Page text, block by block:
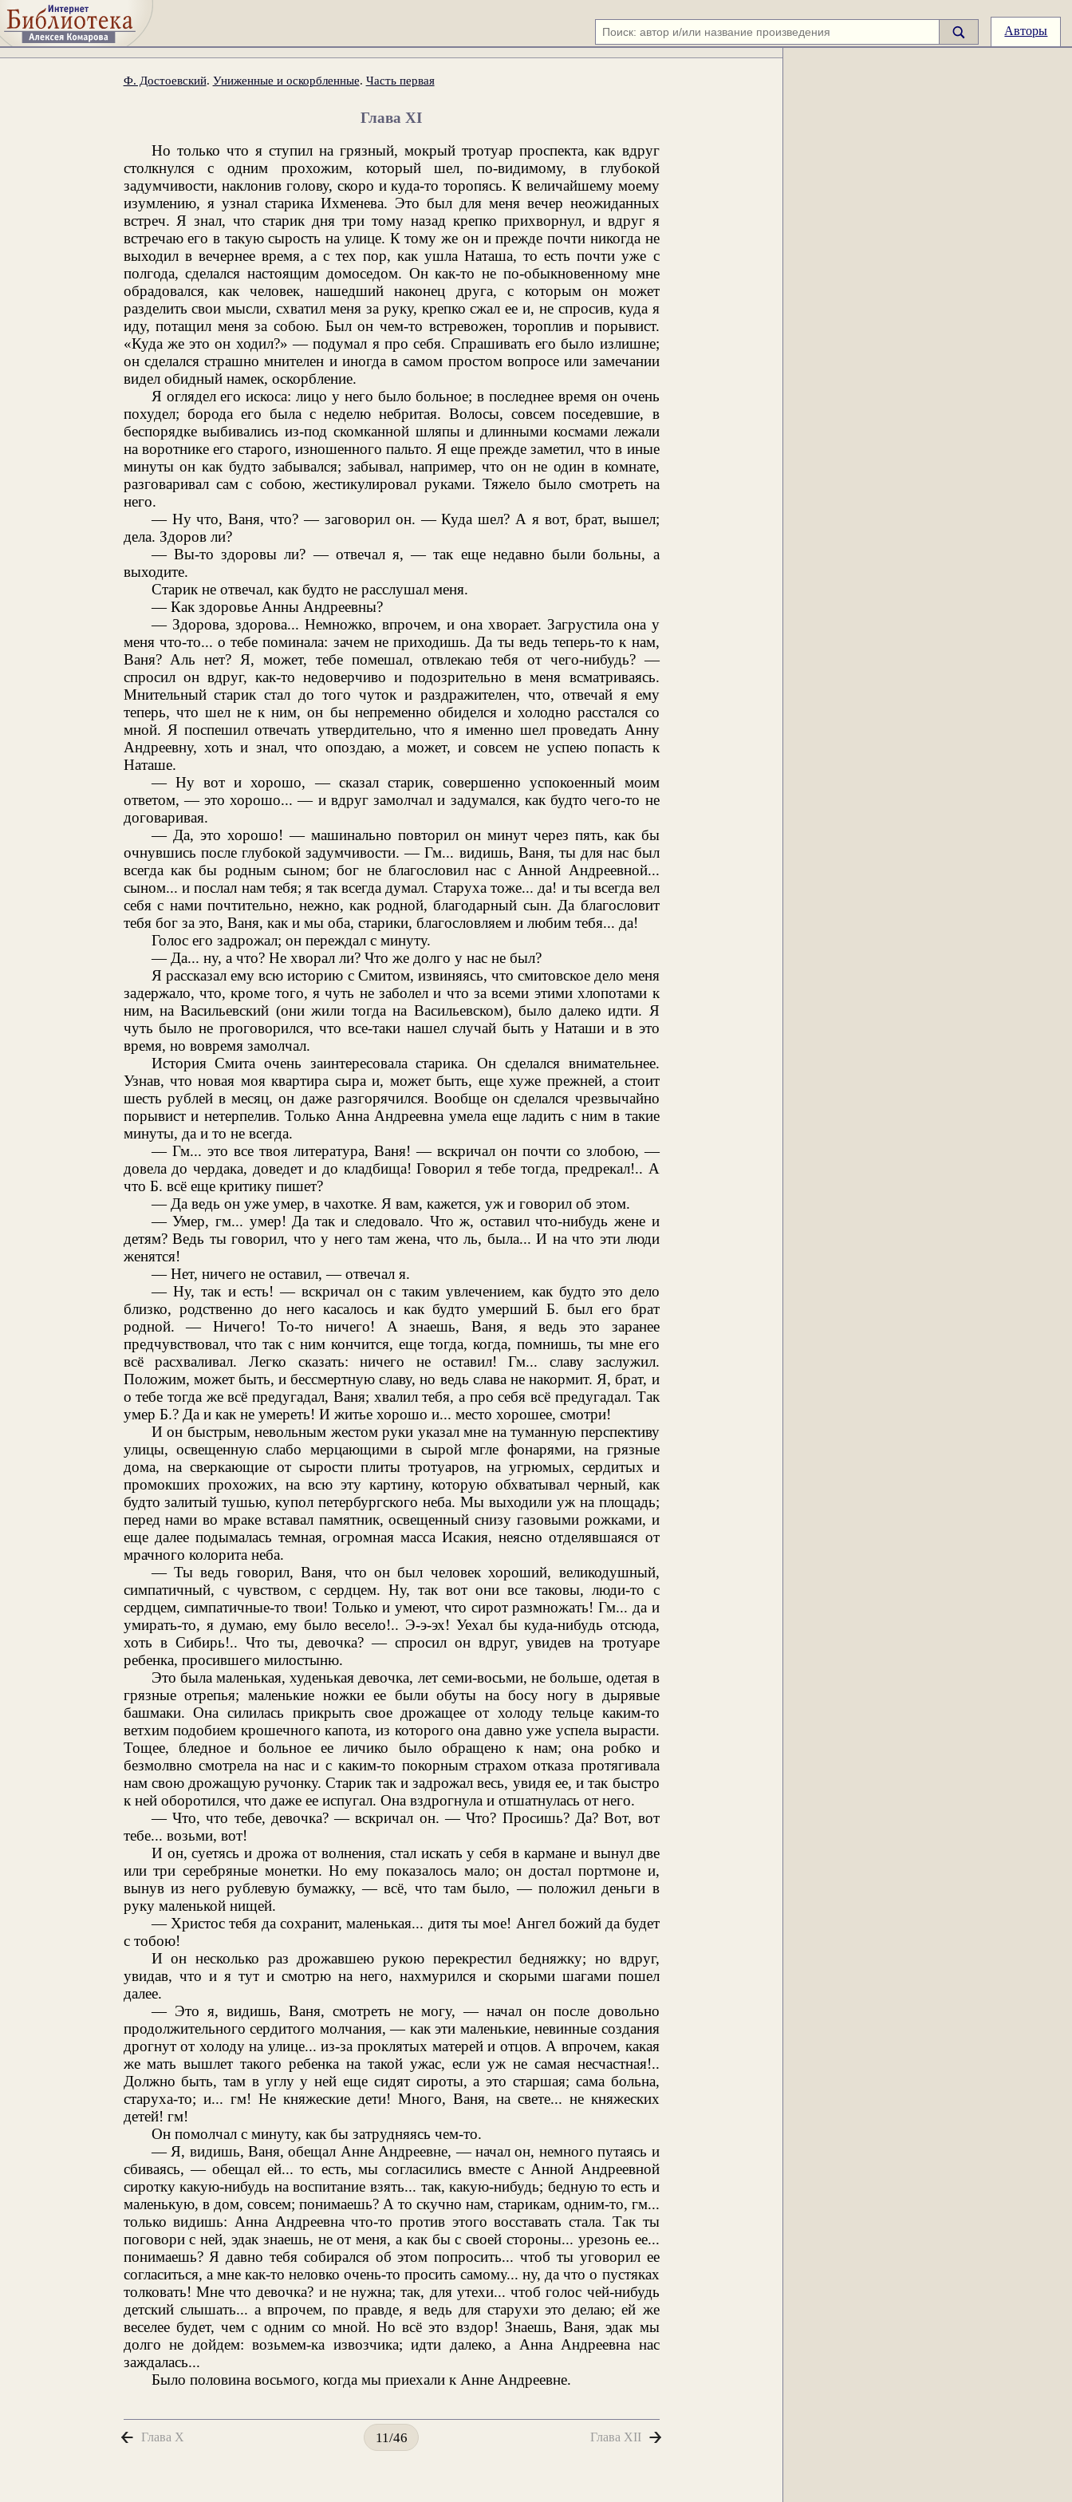
Авторы
Ф. Достоевский. Униженные и оскорбленные. Часть первая
Глава XI
Но только что я ступил на грязный, мокрый тротуар проспекта, как вдруг
столкнулся с одним прохожим, который шел, по-видимому, в глубокой
задумчивости, наклонив голову, скоро и куда-то торопясь. К величайшему моему
изумлению, я узнал старика Ихменева. Это был для меня вечер неожиданных
встреч. Я знал, что старик дня три тому назад крепко прихворнул, и вдруг я
встречаю его в такую сырость на улице. К тому же он и прежде почти никогда не
выходил в вечернее время, а с тех пор, как ушла Наташа, то есть почти уже с
полгода, сделался настоящим домоседом. Он как-то не по-обыкновенному мне
обрадовался, как человек, нашедший наконец друга, с которым он может
разделить свои мысли, схватил меня за руку, крепко сжал ее и, не спросив, куда я
иду, потащил меня за собою. Был он чем-то встревожен, тороплив и порывист.
«Куда же это он ходил?» — подумал я про себя. Спрашивать его было излишне;
он сделался страшно мнителен и иногда в самом простом вопросе или замечании
видел обидный намек, оскорбление.
Я оглядел его искоса: лицо у него было больное; в последнее время он очень
похудел; борода его была с неделю небритая. Волосы, совсем поседевшие, в
беспорядке выбивались из-под скомканной шляпы и длинными космами лежали
на воротнике его старого, изношенного пальто. Я еще прежде заметил, что в иные
минуты он как будто забывался; забывал, например, что он не один в комнате,
разговаривал сам с собою, жестикулировал руками. Тяжело было смотреть на
него.
— Ну что, Ваня, что? — заговорил он. — Куда шел? А я вот, брат, вышел;
дела. Здоров ли?
— Вы-то здоровы ли? — отвечал я, — так еще недавно были больны, а
выходите.
Старик не отвечал, как будто не расслушал меня.
— Как здоровье Анны Андреевны?
— Здорова, здорова... Немножко, впрочем, и она хворает. Загрустила она у
меня что-то... о тебе поминала: зачем не приходишь. Да ты ведь теперь-то к нам,
Ваня? Аль нет? Я, может, тебе помешал, отвлекаю тебя от чего-нибудь? —
спросил он вдруг, как-то недоверчиво и подозрительно в меня всматриваясь.
Мнительный старик стал до того чуток и раздражителен, что, отвечай я ему
теперь, что шел не к ним, он бы непременно обиделся и холодно расстался со
мной. Я поспешил отвечать утвердительно, что я именно шел проведать Анну
Андреевну, хоть и знал, что опоздаю, а может, и совсем не успею попасть к
Наташе.
— Ну вот и хорошо, — сказал старик, совершенно успокоенный моим
ответом, — это хорошо... — и вдруг замолчал и задумался, как будто чего-то не
договаривая.
— Да, это хорошо! — машинально повторил он минут через пять, как бы
очнувшись после глубокой задумчивости. — Гм... видишь, Ваня, ты для нас был
всегда как бы родным сыном; бог не благословил нас с Анной Андреевной...
сыном... и послал нам тебя; я так всегда думал. Старуха тоже... да! и ты всегда вел
себя с нами почтительно, нежно, как родной, благодарный сын. Да благословит
тебя бог за это, Ваня, как и мы оба, старики, благословляем и любим тебя... да!
Голос его задрожал; он переждал с минуту.
— Да... ну, а что? Не хворал ли? Что же долго у нас не был?
Я рассказал ему всю историю с Смитом, извиняясь, что смитовское дело меня
задержало, что, кроме того, я чуть не заболел и что за всеми этими хлопотами к
ним, на Васильевский (они жили тогда на Васильевском), было далеко идти. Я
чуть было не проговорился, что все-таки нашел случай быть у Наташи и в это
время, но вовремя замолчал.
История Смита очень заинтересовала старика. Он сделался внимательнее.
Узнав, что новая моя квартира сыра и, может быть, еще хуже прежней, а стоит
шесть рублей в месяц, он даже разгорячился. Вообще он сделался чрезвычайно
порывист и нетерпелив. Только Анна Андреевна умела еще ладить с ним в такие
минуты, да и то не всегда.
— Гм... это все твоя литература, Ваня! — вскричал он почти со злобою, —
довела до чердака, доведет и до кладбища! Говорил я тебе тогда, предрекал!.. А
что Б. всё еще критику пишет?
— Да ведь он уже умер, в чахотке. Я вам, кажется, уж и говорил об этом.
— Умер, гм... умер! Да так и следовало. Что ж, оставил что-нибудь жене и
детям? Ведь ты говорил, что у него там жена, что ль, была... И на что эти люди
женятся!
— Нет, ничего не оставил, — отвечал я.
— Ну, так и есть! — вскричал он с таким увлечением, как будто это дело
близко, родственно до него касалось и как будто умерший Б. был его брат
родной. — Ничего! То-то ничего! А знаешь, Ваня, я ведь это заранее
предчувствовал, что так с ним кончится, еще тогда, когда, помнишь, ты мне его
всё расхваливал. Легко сказать: ничего не оставил! Гм... славу заслужил.
Положим, может быть, и бессмертную славу, но ведь слава не накормит. Я, брат, и
о тебе тогда же всё предугадал, Ваня; хвалил тебя, а про себя всё предугадал. Так
умер Б.? Да и как не умереть! И житье хорошо и... место хорошее, смотри!
И он быстрым, невольным жестом руки указал мне на туманную перспективу
улицы, освещенную слабо мерцающими в сырой мгле фонарями, на грязные
дома, на сверкающие от сырости плиты тротуаров, на угрюмых, сердитых и
промокших прохожих, на всю эту картину, которую обхватывал черный, как
будто залитый тушью, купол петербургского неба. Мы выходили уж на площадь;
перед нами во мраке вставал памятник, освещенный снизу газовыми рожками, и
еще далее подымалась темная, огромная масса Исакия, неясно отделявшаяся от
мрачного колорита неба.
— Ты ведь говорил, Ваня, что он был человек хороший, великодушный,
симпатичный, с чувством, с сердцем. Ну, так вот они все таковы, люди-то с
сердцем, симпатичные-то твои! Только и умеют, что сирот размножать! Гм... да и
умирать-то, я думаю, ему было весело!.. Э-э-эх! Уехал бы куда-нибудь отсюда,
хоть в Сибирь!.. Что ты, девочка? — спросил он вдруг, увидев на тротуаре
ребенка, просившего милостыню.
Это была маленькая, худенькая девочка, лет семи-восьми, не больше, одетая в
грязные отрепья; маленькие ножки ее были обуты на босу ногу в дырявые
башмаки. Она силилась прикрыть свое дрожащее от холоду тельце каким-то
ветхим подобием крошечного капота, из которого она давно уже успела вырасти.
Тощее, бледное и больное ее личико было обращено к нам; она робко и
безмолвно смотрела на нас и с каким-то покорным страхом отказа протягивала
нам свою дрожащую ручонку. Старик так и задрожал весь, увидя ее, и так быстро
к ней оборотился, что даже ее испугал. Она вздрогнула и отшатнулась от него.
— Что, что тебе, девочка? — вскричал он. — Что? Просишь? Да? Вот, вот
тебе... возьми, вот!
И он, суетясь и дрожа от волнения, стал искать у себя в кармане и вынул две
или три серебряные монетки. Но ему показалось мало; он достал портмоне и,
вынув из него рублевую бумажку, — всё, что там было, — положил деньги в
руку маленькой нищей.
— Христос тебя да сохранит, маленькая... дитя ты мое! Ангел божий да будет
с тобою!
И он несколько раз дрожавшею рукою перекрестил бедняжку; но вдруг,
увидав, что и я тут и смотрю на него, нахмурился и скорыми шагами пошел
далее.
— Это я, видишь, Ваня, смотреть не могу, — начал он после довольно
продолжительного сердитого молчания, — как эти маленькие, невинные создания
дрогнут от холоду на улице... из-за проклятых матерей и отцов. А впрочем, какая
же мать вышлет такого ребенка на такой ужас, если уж не самая несчастная!..
Должно быть, там в углу у ней еще сидят сироты, а это старшая; сама больна,
старуха-то; и... гм! Не княжеские дети! Много, Ваня, на свете... не княжеских
детей! гм!
Он помолчал с минуту, как бы затрудняясь чем-то.
— Я, видишь, Ваня, обещал Анне Андреевне, — начал он, немного путаясь и
сбиваясь, — обещал ей... то есть, мы согласились вместе с Анной Андреевной
сиротку какую-нибудь на воспитание взять... так, какую-нибудь; бедную то есть и
маленькую, в дом, совсем; понимаешь? А то скучно нам, старикам, одним-то, гм...
только видишь: Анна Андреевна что-то против этого восставать стала. Так ты
поговори с ней, эдак знаешь, не от меня, а как бы с своей стороны... урезонь ее...
понимаешь? Я давно тебя собирался об этом попросить... чтоб ты уговорил ее
согласиться, а мне как-то неловко очень-то просить самому... ну, да что о пустяках
толковать! Мне что девочка? и не нужна; так, для утехи... чтоб голос чей-нибудь
детский слышать... а впрочем, по правде, я ведь для старухи это делаю; ей же
веселее будет, чем с одним со мной. Но всё это вздор! Знаешь, Ваня, эдак мы
долго не дойдем: возьмем-ка извозчика; идти далеко, а Анна Андреевна нас
заждалась...
Было половина восьмого, когда мы приехали к Анне Андреевне.
Глава X 11/46 Глава XII